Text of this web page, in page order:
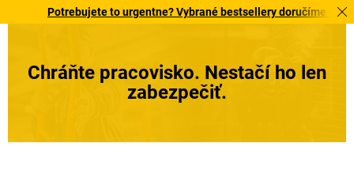
to urgentne? Vybrané bestsellery doručíme do 72 hodín.
Chráňte pracovisko. Nestačí ho len
zabezpečiť.